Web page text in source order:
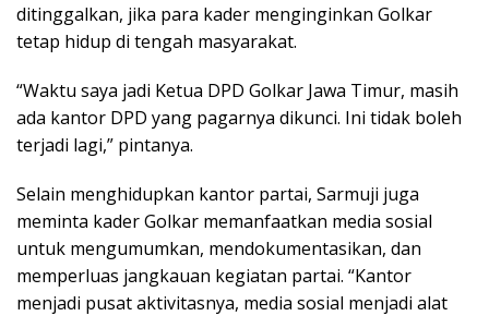
ditinggalkan, jika para kader menginginkan Golkar
tetap hidup di tengah masyarakat.
“Waktu saya jadi Ketua DPD Golkar Jawa Timur, masih
ada kantor DPD yang pagarnya dikunci. Ini tidak boleh
terjadi lagi,” pintanya.
Selain menghidupkan kantor partai, Sarmuji juga
meminta kader Golkar memanfaatkan media sosial
untuk mengumumkan, mendokumentasikan, dan
memperluas jangkauan kegiatan partai. “Kantor
menjadi pusat aktivitasnya, media sosial menjadi alat